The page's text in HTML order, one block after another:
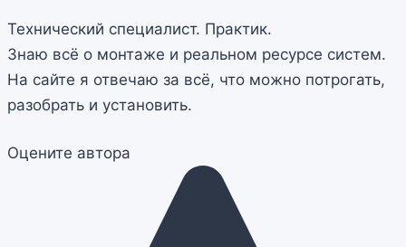
Технический специалист. Практик.
Знаю всё о монтаже и реальном ресурсе систем.
На сайте я отвечаю за всё, что можно потрогать,
разобрать и установить.
Оцените автора